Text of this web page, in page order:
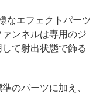
なエフェクトパーツ
ンネルは専用のジ
て射出状態で飾る
のパーツに加え、